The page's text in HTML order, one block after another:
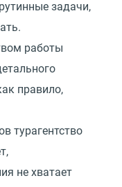
задачи,
работы
правило,
турагентство
не хватает